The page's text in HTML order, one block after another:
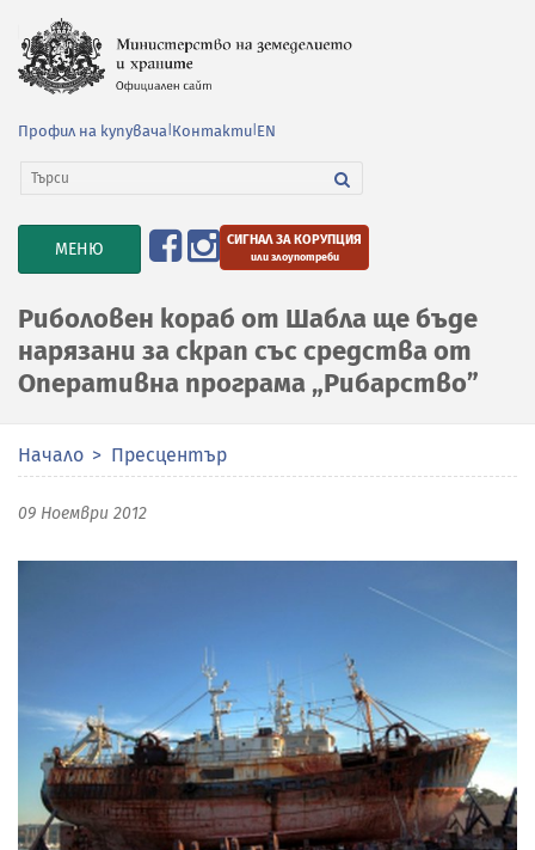
Профил на купувача Контакти EN
TOGGLE
NAVIGATION
МЕНЮ СИГНАЛ ЗА КОРУПЦИЯ
или злоупотреби
Риболовен кораб от Шабла ще бъде
нарязани за скрап със средства от
Оперативна програма „Рибарство”
Начало Пресцентър
09 Ноември 2012